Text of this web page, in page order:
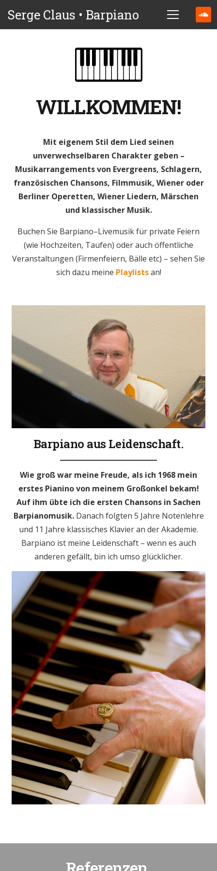
Serge Claus • Barpiano
WILLKOMMEN!
Mit eigenem Stil dem Lied seinen
unverwechselbaren Charakter geben –
Musikarrangements von Evergreens, Schlagern,
französischen Chansons, Filmmusik, Wiener oder
Berliner Operetten, Wiener Liedern, Märschen
und klassischer Musik.
Buchen Sie Barpiano–Livemusik für private Feiern
(wie Hochzeiten, Taufen) oder auch öffentliche
Veranstaltungen (Firmenfeiern, Bälle etc) – sehen Sie
sich dazu meine Playlistsan!
Barpiano aus Leidenschaft.
Wie groß war meine Freude, als ich 1968 mein
erstes Pianino von meinem Großonkel bekam!
Auf ihm übte ich die ersten Chansons in Sachen
Barpianomusik. Danach folgten 5 Jahre Notenlehre
und 11 Jahre klassisches Klavier an der Akademie.
Barpiano ist meine Leidenschaft – wenn es auch
anderen gefällt, bin ich umso glücklicher.